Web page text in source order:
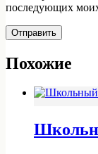
последующих
Отправить
Похожие